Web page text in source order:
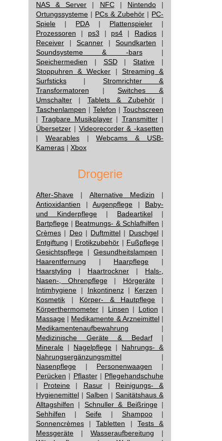
NAS & Server | NFC| Nintendo|
Ortungssysteme | PCs & Zubehör | PC-
Spiele | PDA| Plattenspieler|
Prozessoren | ps3 | ps4 | Radios |
Receiver |Scanner |Soundkarten |
Soundsysteme & -bars|
Speichermedien | SSD|Stative |
Stoppuhren & Wecker | Streaming &
Surfsticks | Stromrichter &
Transformatoren |Switches &
Umschalter | Tablets & Zubehör|
Taschenlampen | Telefon | Touchscreen
|Tragbare Musikplayer| Transmitter|
Übersetzer | Videorecorder & -kasetten
| Wearables|Webcams & USB-
Kameras | Xbox
Drogerie
After-Shave | Alternative Medizin |
Antioxidantien | Augenpflege | Baby-
und Kinderpflege | Badeartikel |
Bartpflege | Beatmungs- & Schlafhilfen |
Crèmes | Deo| Duftmittel | Duschgel|
Entgiftung | Erotikzubehör | Fußpflege|
Gesichtspflege |Gesundheitslampen |
Haarentfernung | Haarpflege |
Haarstyling | Haartrockner | Hals-,
Nasen-, Ohrenpflege| Hörgeräte|
Intimhygiene | Inkontinenz| Kerzen |
Kosmetik | Körper- & Hautpflege |
Körperthermometer | Linsen | Lotion |
Massage | Medikamente & Arzneimittel|
Medikamentenaufbewahrung |
Medizinische Geräte & Bedarf|
Minerale | Nagelpflege | Nahrungs- &
Nahrungsergänzungsmittel |
Nasenpflege | Personenwaagen |
Perücken | Pflaster| Pflegehandschuhe
| Proteine | Rasur| Reinigungs- &
Hygienemittel |Salben | Sanitätshaus &
Alltagshilfen | Schnuller & Beißringe|
Sehhilfen |Seife | Shampoo|
Sonnencrèmes |Tabletten | Tests &
Messgeräte | Wasseraufbereitung |